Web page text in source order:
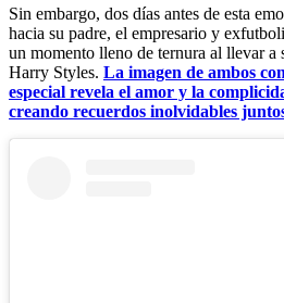
Sin embargo, dos días antes de esta
hacia su padre, el empresario y
un momento lleno de ternura al llevar a
Harry Styles. La imagen de ambos
especial revela el amor y la
creando recuerdos inolvidables